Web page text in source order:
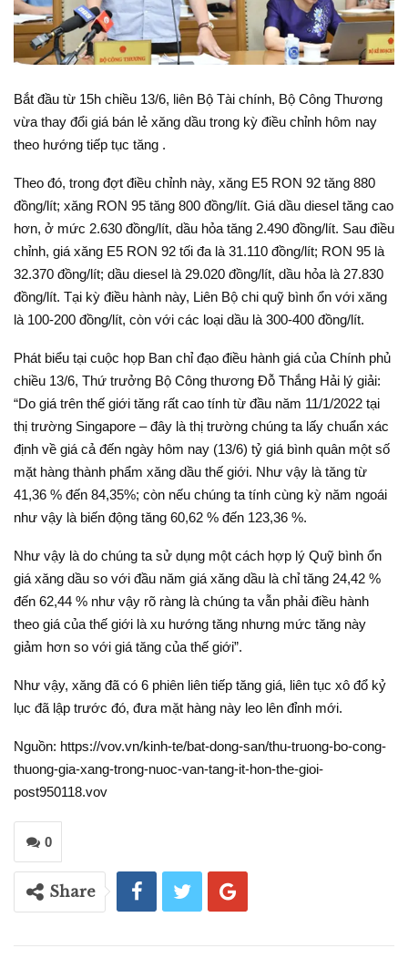
Bắt đầu từ 15h chiều 13/6, liên Bộ Tài chính, Bộ Công Thương
vừa thay đổi giá bán lẻ xăng dầu trong kỳ điều chỉnh hôm nay
theo hướng tiếp tục tăng .
Theo đó, trong đợt điều chỉnh này, xăng E5 RON 92 tăng 880
đồng/lít; xăng RON 95 tăng 800 đồng/lít. Giá dầu diesel tăng cao
hơn, ở mức 2.630 đồng/lít, dầu hỏa tăng 2.490 đồng/lít. Sau điều
chỉnh, giá xăng E5 RON 92 tối đa là 31.110 đồng/lít; RON 95 là
32.370 đồng/lít; dầu diesel là 29.020 đồng/lít, dầu hỏa là 27.830
đồng/lít. Tại kỳ điều hành này, Liên Bộ chi quỹ bình ổn với xăng
là 100-200 đồng/lít, còn với các loại dầu là 300-400 đồng/lít.
Phát biểu tại cuộc họp Ban chỉ đạo điều hành giá của Chính phủ
chiều 13/6, Thứ trưởng Bộ Công thương Đỗ Thắng Hải lý giải:
“Do giá trên thế giới tăng rất cao tính từ đầu năm 11/1/2022 tại
thị trường Singapore – đây là thị trường chúng ta lấy chuẩn xác
định về giá cả đến ngày hôm nay (13/6) tỷ giá bình quân một số
mặt hàng thành phẩm xăng dầu thế giới. Như vậy là tăng từ
41,36 % đến 84,35%; còn nếu chúng ta tính cùng kỳ năm ngoái
như vậy là biến động tăng 60,62 % đến 123,36 %.
Như vậy là do chúng ta sử dụng một cách hợp lý Quỹ bình ổn
giá xăng dầu so với đầu năm giá xăng dầu là chỉ tăng 24,42 %
đến 62,44 % như vậy rõ ràng là chúng ta vẫn phải điều hành
theo giá của thế giới là xu hướng tăng nhưng mức tăng này
giảm hơn so với giá tăng của thế giới”.
Như vậy, xăng đã có 6 phiên liên tiếp tăng giá, liên tục xô đổ kỷ
lục đã lập trước đó, đưa mặt hàng này leo lên đỉnh mới.
Nguồn: https://vov.vn/kinh-te/bat-dong-san/thu-truong-bo-cong-
thuong-gia-xang-trong-nuoc-van-tang-it-hon-the-gioi-
post950118.vov
0
Share